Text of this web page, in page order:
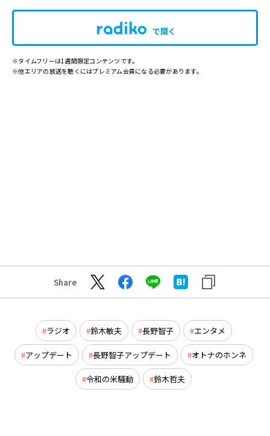
で開く
※タイムフリーは1週間限定コンテンツです。
※他エリアの放送を聴くにはプレミアム会員になる必要があります。
Share
ラジオ 鈴木敏夫 長野智子 エンタメ
アップデート 長野智子アップデート オトナのホンネ
令和の米騒動 鈴木哲夫